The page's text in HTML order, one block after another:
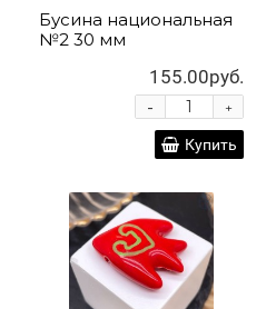
Бусина национальная
№2 30 мм
155.00руб.
+
-
Купить